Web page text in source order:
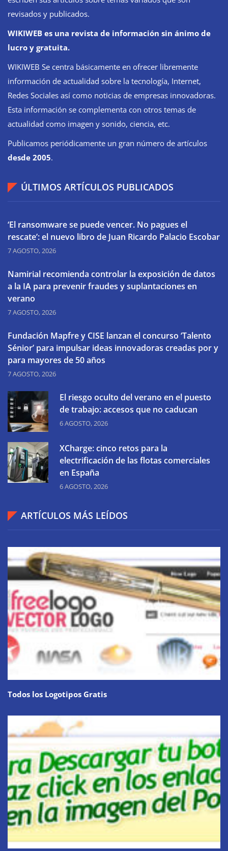
revisados y publicados.
WIKIWEB es una revista de información sin ánimo de
lucro y gratuita.
WIKIWEB Se centra básicamente en ofrecer libremente
información de actualidad sobre la tecnología, Internet,
Redes Sociales así como noticias de empresas innovadoras.
Esta información se complementa con otros temas de
actualidad como imagen y sonido, ciencia, etc.
Publicamos periódicamente un gran número de artículos
desde 2005.
ÚLTIMOS ARTÍCULOS PUBLICADOS
‘El ransomware se puede vencer. No pagues el
rescate’: el nuevo libro de Juan Ricardo Palacio Escobar
7 AGOSTO, 2026
Namirial recomienda controlar la exposición de datos
a la IA para prevenir fraudes y suplantaciones en
verano
7 AGOSTO, 2026
Fundación Mapfre y CISE lanzan el concurso ‘Talento
Sénior’ para impulsar ideas innovadoras creadas por y
para mayores de 50 años
7 AGOSTO, 2026
El riesgo oculto del verano en el puesto
de trabajo: accesos que no caducan
6 AGOSTO, 2026
XCharge: cinco retos para la
electrificación de las flotas comerciales
en España
6 AGOSTO, 2026
ARTÍCULOS MÁS LEÍDOS
Todos los Logotipos Gratis